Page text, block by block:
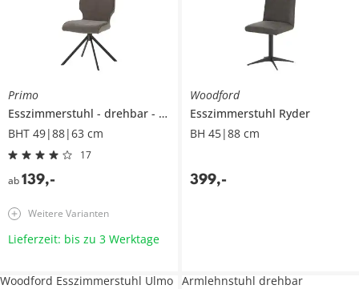
Primo
Esszimmerstuhl
drehbar
Diana
BHT 49|88|63 cm
17
ab139,-
Weitere Varianten
Lieferzeit: bis zu 3 Werktage
Woodford
Esszimmerstuhl Ryder
BH 45|88 cm
399,-
Woodford Esszimmerstuhl Ulmo Armlehnstuhl drehbar